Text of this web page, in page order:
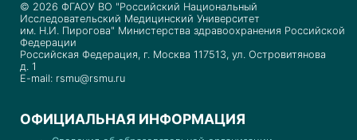
© 2026 ФГАОУ ВО "Российский Национальный
Исследовательский Медицинский Университет
им. Н.И. Пирогова" Министерства здравоохранения Российской
Федерации
Российская Федерация, г. Москва 117513, ул. Островитянова
д. 1
E-mail: rsmu@rsmu.ru
ОФИЦИАЛЬНАЯ ИНФОРМАЦИЯ